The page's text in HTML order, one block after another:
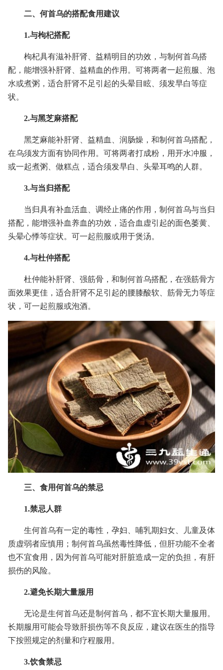
二、何首乌的搭配食用建议
1.与枸杞搭配
枸杞具有滋补肝肾、益精明目的功效，与制何首乌搭
配，能增强补肝肾、益精血的作用。可将两者一起煎服、泡
水或煮粥，适合肝肾不足引起的头晕目眩、须发早白等症
状。
2.与黑芝麻搭配
黑芝麻能补肝肾、益精血、润肠燥，和制何首乌搭配，
在乌须发方面有协同作用。可将两者打成粉，用开水冲服，
或一起煮粥、做糕点，适合须发早白、头晕耳鸣的人群。
3.与当归搭配
当归具有补血活血、调经止痛的作用，制何首乌与当归
搭配，能增强补血养血的功效，适合血虚引起的面色萎黄、
头晕心悸等症状。可一起煎服或用于煲汤。
4.与杜仲搭配
杜仲能补肝肾、强筋骨，和制何首乌搭配，在强筋骨方
面效果更佳，适合肝肾不足引起的腰膝酸软、筋骨无力等症
状，可一起煎服或泡酒。
三、食用何首乌的禁忌
1.禁忌人群
生何首乌有一定的毒性，孕妇、哺乳期妇女、儿童及体
质虚弱者应慎用；制何首乌虽然毒性降低，但肝功能不全者
也不宜食用，因为何首乌可能对肝脏造成一定的负担，有肝
损伤的风险。
2.避免长期大量服用
无论是生何首乌还是制何首乌，都不宜长期大量服用。
长期服用可能会导致肝损伤等不良反应，建议在医生的指导
下按照规定的剂量和疗程服用。
3.饮食禁忌